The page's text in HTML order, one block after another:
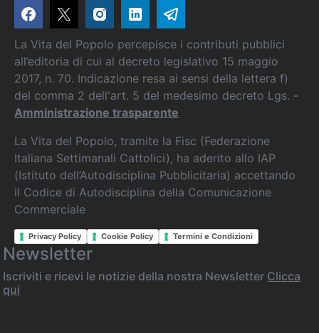
La Vita del Popolo percepisce i contributi pubblici
all’editoria di cui al decreto legislativo 15 maggio
2017, n. 70. Indicazione resa ai sensi della lettera f)
del comma 2 dell'art. 5 del medesimo decreto Lgs. -
Amministrazione trasparente
La Vita del Popolo, tramite la Fisc (Federazione
Italiana Settimanali Cattolici), ha aderito allo IAP
(Istituto dell’Autodisciplina Pubblicitaria) accettando
il Codice di Autodisciplina della Comunicazione
Commerciale
Privacy Policy Cookie Policy Termini e Condizioni
Newsletter
Iscriviti e ricevi le notizie della nostra Newsletter Clicca
qui